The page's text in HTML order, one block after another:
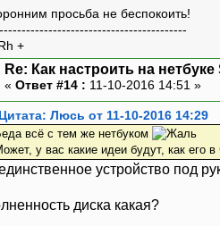
просьба не беспокоить!
+
Re: Как настроить на
« Ответ #14 : 11-10-2016 14:51 »
Цитата: Люсь от 11-10-2016 14:29
всё с тем же нетбуком
у вас какие идеи будут, как его
устройство под
диска какая?